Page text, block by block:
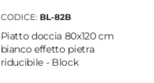
CODICE: BL-82B
Piatto doccia 80x120 cm
bianco effetto pietra
riducibile - Block